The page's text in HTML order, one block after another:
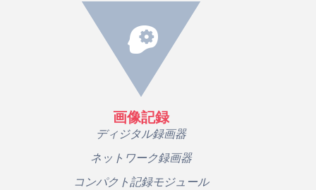
画像記録
ディジタル録画器
ネットワーク録画器
コンパクト記録モジュール